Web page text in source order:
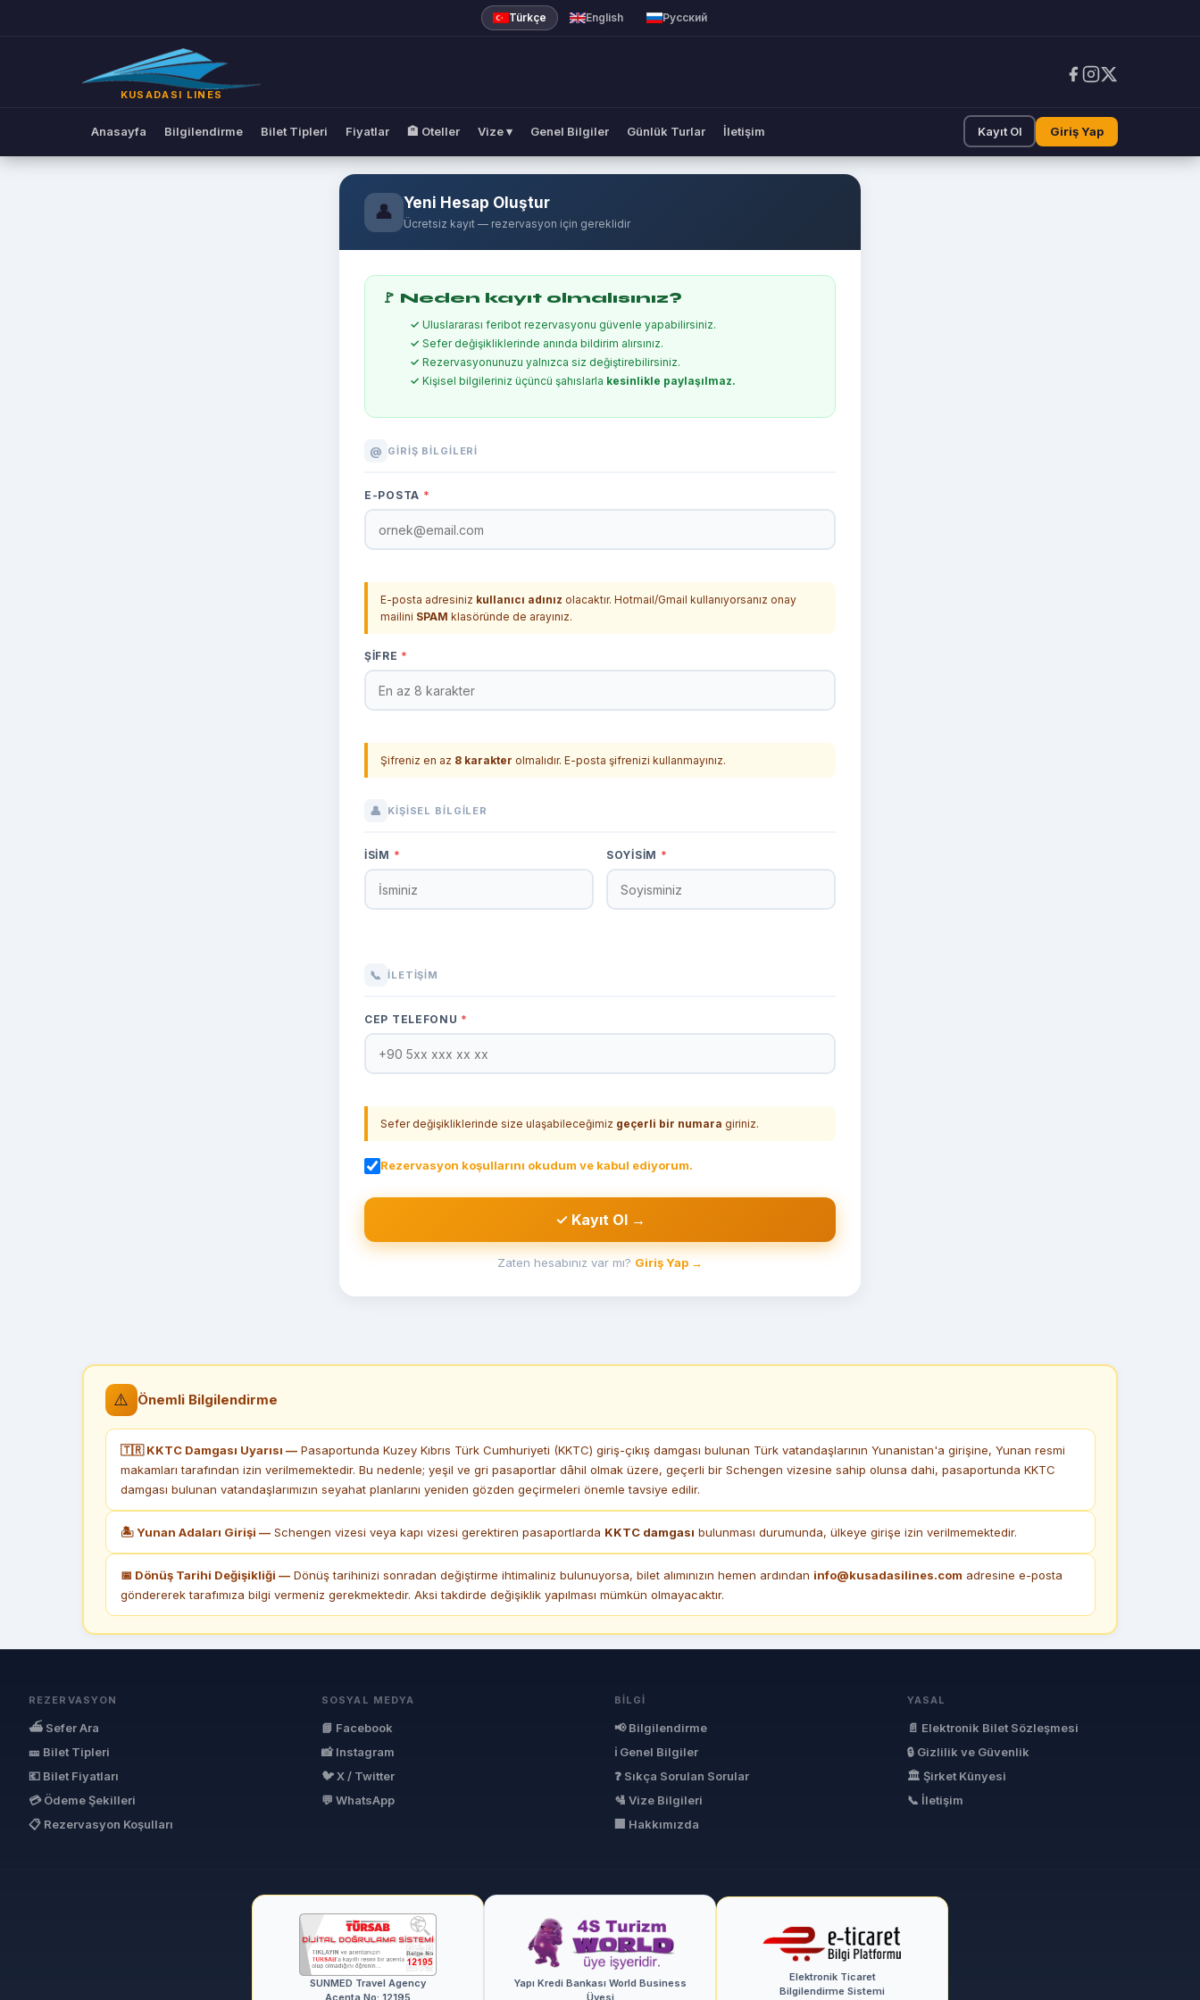
Türkçe English Русский
KUSADASI LINES
Anasayfa Bilgilendirme Bilet Tipleri Fiyatlar 🏨 Oteller Vize ▾ Genel Bilgiler Günlük Turlar İletişim Kayıt Ol Giriş Yap
👤 Yeni Hesap Oluştur
Ücretsiz kayıt — rezervasyon için gereklidir
🚩 Neden kayıt olmalısınız?
Uluslararası feribot rezervasyonu güvenle yapabilirsiniz.
Sefer değişikliklerinde anında bildirim alırsınız.
Rezervasyonunuzu yalnızca siz değiştirebilirsiniz.
Kişisel bilgileriniz üçüncü şahıslarla kesinlikle paylaşılmaz.
@ GIRIŞ BILGILERI
E-POSTA *
E-posta adresiniz kullanıcı adınız olacaktır. Hotmail/Gmail kullanıyorsanız onay
mailini SPAM klasöründe de arayınız.
ŞIFRE *
Şifreniz en az 8 karakter olmalıdır. E-posta şifrenizi kullanmayınız.
👤 KIŞISEL BILGILER
İSIM * SOYISIM *
📞 İLETIŞIM
CEP TELEFONU *
Sefer değişikliklerinde size ulaşabileceğimiz geçerli bir numara giriniz.
Rezervasyon koşullarını okudum ve kabul ediyorum.
✓ Kayıt Ol →
Zaten hesabınız var mı? Giriş Yap →
⚠️ Önemli Bilgilendirme
🇹🇷 KKTC Damgası Uyarısı —Pasaportunda Kuzey Kıbrıs Türk Cumhuriyeti (KKTC) giriş-çıkış damgası bulunan Türk vatandaşlarının Yunanistan'a girişine, Yunan resmi
makamları tarafından izin verilmemektedir. Bu nedenle; yeşil ve gri pasaportlar dâhil olmak üzere, geçerli bir Schengen vizesine sahip olunsa dahi, pasaportunda KKTC
damgası bulunan vatandaşlarımızın seyahat planlarını yeniden gözden geçirmeleri önemle tavsiye edilir.
🏝 Yunan Adaları Girişi —Schengen vizesi veya kapı vizesi gerektiren pasaportlarda KKTC damgası bulunması durumunda, ülkeye girişe izin verilmemektedir.
📅 Dönüş Tarihi Değişikliği —Dönüş tarihinizi sonradan değiştirme ihtimaliniz bulunuyorsa, bilet alımınızın hemen ardından info@kusadasilines.com adresine e-posta
göndererek tarafımıza bilgi vermeniz gerekmektedir. Aksi takdirde değişiklik yapılması mümkün olmayacaktır.
REZERVASYON
⛴ Sefer Ara
🎫 Bilet Tipleri
💶 Bilet Fiyatları
💳 Ödeme Şekilleri
📋 Rezervasyon Koşulları
SOSYAL MEDYA
📘 Facebook
📸 Instagram
🐦 X / Twitter
💬 WhatsApp
BILGI
📢 Bilgilendirme
ℹ Genel Bilgiler
❓ Sıkça Sorulan Sorular
🛂 Vize Bilgileri
🏢 Hakkımızda
YASAL
📄 Elektronik Bilet Sözleşmesi
🔒 Gizlilik ve Güvenlik
🏛 Şirket Künyesi
📞 İletişim
SUNMED Travel Agency
Acenta No: 12195
Yapı Kredi Bankası World Business
Üyesi
Elektronik Ticaret
Bilgilendirme Sistemi